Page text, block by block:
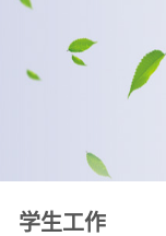
学生工作